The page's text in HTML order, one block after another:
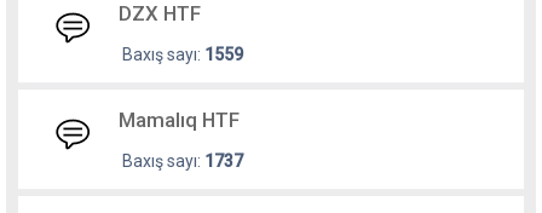
DZX HTF
Baxış sayı: 1559
Mamalıq HTF
Baxış sayı: 1737